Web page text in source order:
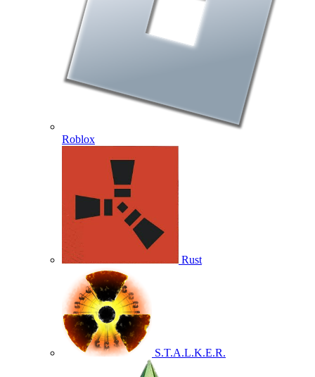
Roblox
Rust
S.T.A.L.K.E.R.